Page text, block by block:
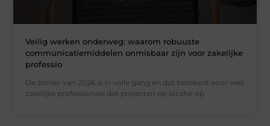
Veilig werken onderweg: waarom robuuste
communicatiemiddelen onmisbaar zijn voor zakelijke
professio
De zomer van 2026 is in volle gang en dat betekent voor veel
zakelijke professionals dat projecten op locatie op